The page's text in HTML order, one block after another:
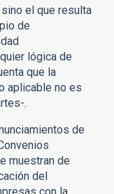
el que resulta
de
lógica de
que la
aplicable no es
.
de
muestran de
del
con la